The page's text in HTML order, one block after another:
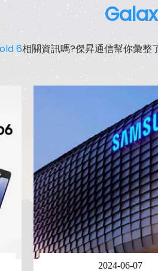
6相關資訊嗎?傑昇通信幫你彙整
2024-06-07